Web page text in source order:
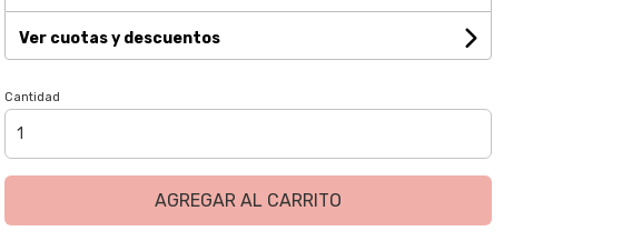
Ver cuotas y descuentos
Cantidad
AGREGAR AL CARRITO